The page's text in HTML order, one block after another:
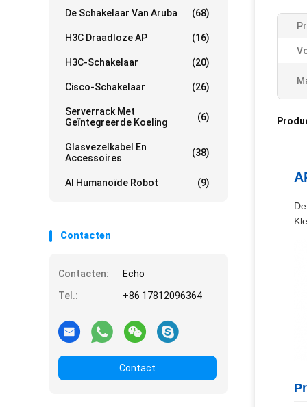
De Schakelaar Van Aruba (68)
H3C Draadloze AP (16)
H3C-Schakelaar (20)
Cisco-Schakelaar (26)
Serverrack Met
Geïntegreerde Koeling
(6)
Glasvezelkabel En
Accessoires
(38)
AI Humanoïde Robot (9)
Contacten
Contacten:
Echo
Tel.:
+86 17812096364
Contact